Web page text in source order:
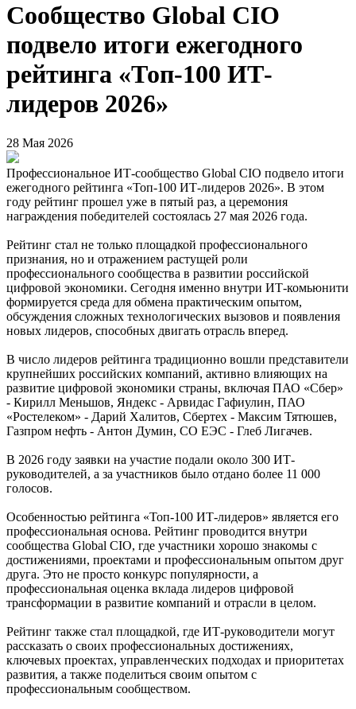
Сообщество Global CIO
подвело итоги ежегодного
рейтинга «Топ-100 ИТ-
лидеров 2026»
28 Мая 2026
Профессиональное ИТ-сообщество Global CIO подвело итоги
ежегодного рейтинга «Топ-100 ИТ-лидеров 2026». В этом
году рейтинг прошел уже в пятый раз, а церемония
награждения победителей состоялась 27 мая 2026 года.
Рейтинг стал не только площадкой профессионального
признания, но и отражением растущей роли
профессионального сообщества в развитии российской
цифровой экономики. Сегодня именно внутри ИТ-комьюнити
формируется среда для обмена практическим опытом,
обсуждения сложных технологических вызовов и появления
новых лидеров, способных двигать отрасль вперед.
В число лидеров рейтинга традиционно вошли представители
крупнейших российских компаний, активно влияющих на
развитие цифровой экономики страны, включая ПАО «Сбер»
- Кирилл Меньшов, Яндекс - Арвидас Гафиулин, ПАО
«Ростелеком» - Дарий Халитов, Сбертех - Максим Тятюшев,
Газпром нефть - Антон Думин, СО ЕЭС - Глеб Лигачев.
В 2026 году заявки на участие подали около 300 ИТ-
руководителей, а за участников было отдано более 11 000
голосов.
Особенностью рейтинга «Топ-100 ИТ-лидеров» является его
профессиональная основа. Рейтинг проводится внутри
сообщества Global CIO, где участники хорошо знакомы с
достижениями, проектами и профессиональным опытом друг
друга. Это не просто конкурс популярности, а
профессиональная оценка вклада лидеров цифровой
трансформации в развитие компаний и отрасли в целом.
Рейтинг также стал площадкой, где ИТ-руководители могут
рассказать о своих профессиональных достижениях,
ключевых проектах, управленческих подходах и приоритетах
развития, а также поделиться своим опытом с
профессиональным сообществом.